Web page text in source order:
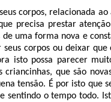
corpos, relacionada
precisa prestar
uma forma nova e
seus corpos ou deixar
isto possa parecer
que são
tensão. É por isto que
sentindo o tempo todo.